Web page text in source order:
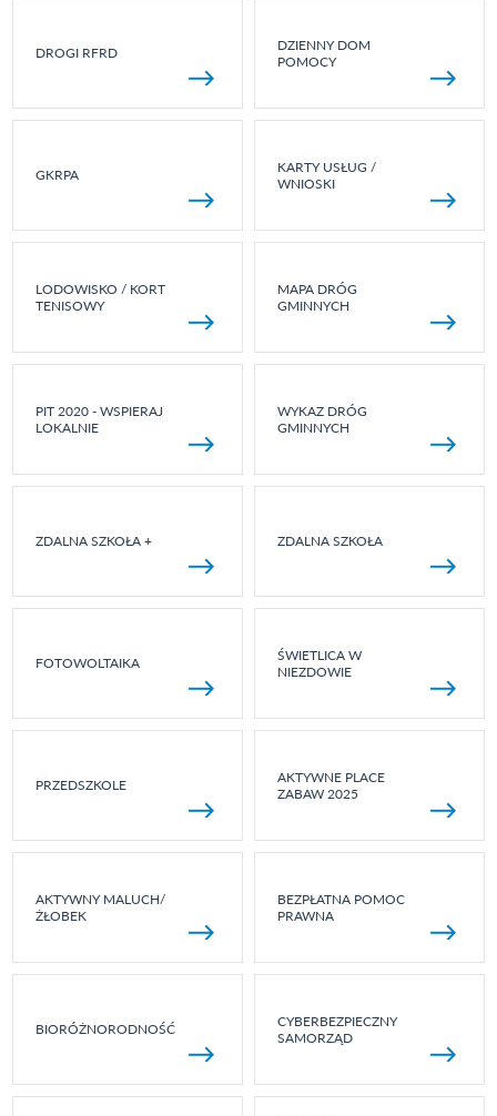
DROGI RFRD
DZIENNY DOM
POMOCY
GKRPA
KARTY USŁUG /
WNIOSKI
LODOWISKO / KORT
TENISOWY
MAPA DRÓG
GMINNYCH
PIT 2020 - WSPIERAJ
LOKALNIE
WYKAZ DRÓG
GMINNYCH
ZDALNA SZKOŁA + ZDALNA SZKOŁA
FOTOWOLTAIKA
ŚWIETLICA W
NIEZDOWIE
PRZEDSZKOLE
AKTYWNE PLACE
ZABAW 2025
AKTYWNY MALUCH/
ŻŁOBEK
BEZPŁATNA POMOC
PRAWNA
BIORÓŻNORODNOŚĆ
CYBERBEZPIECZNY
SAMORZĄD